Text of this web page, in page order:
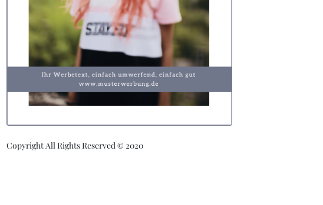
Copyright All Rights Reserved © 2020